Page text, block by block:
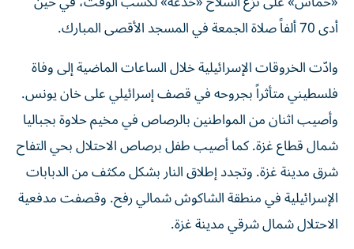
أدى 70 ألفاً صلاة الجمعة في المسجد الأقصى المبارك.
وادّت الخروقات الإسرائيلية خلال الساعات الماضية إلى وفاة
فلسطيني متأثراً بجروحه في قصف إسرائيلي على خان يونس.
وأصيب اثنان من المواطنين بالرصاص في مخيم حلاوة بجباليا
شمال قطاع غزة. كما أصيب طفل برصاص الاحتلال بحي التفاح
شرق مدينة غزة. وتجدد إطلاق النار بشكل مكثف من الدبابات
الإسرائيلية في منطقة الشاكوش شمالي رفح. وقصفت مدفعية
الاحتلال شمال شرقي مدينة غزة.